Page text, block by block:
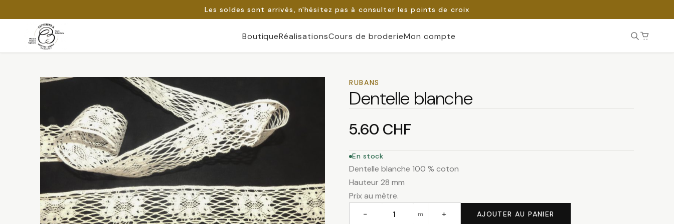
Les soldes sont arrivés, n'hésitez pas à consulter les points de croix
Passer
BoutiqueRéalisationsCours de broderieMon compte
RUBANS
Dentelle blanche
5.60 CHF
En stock
Dentelle blanche 100 % coton
Hauteur 28 mm
Prix au mètre.
− m + AJOUTER AU PANIER